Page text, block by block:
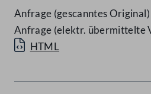
Anfrage (gescanntes Original)
Anfrage (elektr. übermittelte
HTML